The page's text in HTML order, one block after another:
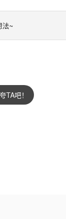
法~
TA吧！